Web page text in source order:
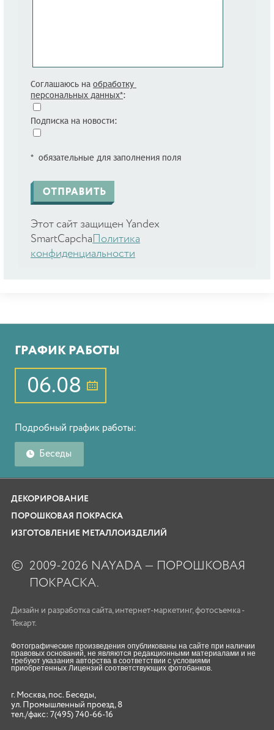
Соглашаюсь на обработку
персональных данных*:
Подписка на новости:
* обязательные для заполнения поля
Этот сайт защищен Yandex
SmartCapcha Политика
конфиденциальности
ГРАФИК РАБОТЫ
06.08
Подробный график работы:
Беседы
ДЕКОРИРОВАНИЕ
ПОРОШКОВАЯ ПОКРАСКА
ИЗГОТОВЛЕНИЕ МЕТАЛЛОИЗДЕЛИЙ
© 2009-2026 NAYADA — ПОРОШКОВАЯ
ПОКРАСКА.
Дизайн и разработка сайта, интернет-маркетинг,фотосъемка -
Текарт.
Фотографические произведения опубликованы на сайте при наличии
правовых оснований, не являются редакционными материалами и не
требуют указания авторства в соответствии с условиями
приобретенных Лицензий соответствующих фотобанков.
г. Москва, пос. Беседы,
ул. Промышленный проезд, 8
тел./факс: 7(495) 740-66-16